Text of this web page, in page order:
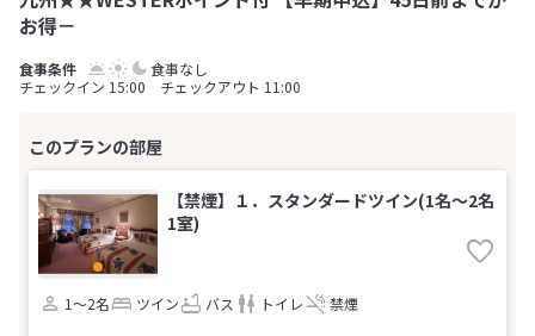
お得－
食事なし
チェックイン 15:00 チェックアウト 11:00
【禁煙】１．スタンダードツイン(1名～2名
1室)
1～2名 ツイン バス トイレ 禁煙